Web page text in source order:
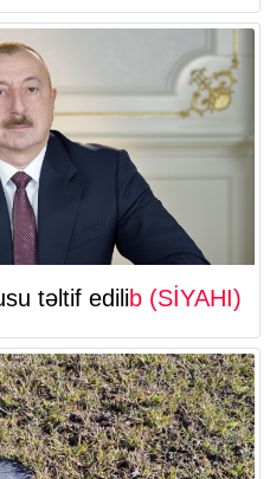
təltif edilib (SİYAHI)